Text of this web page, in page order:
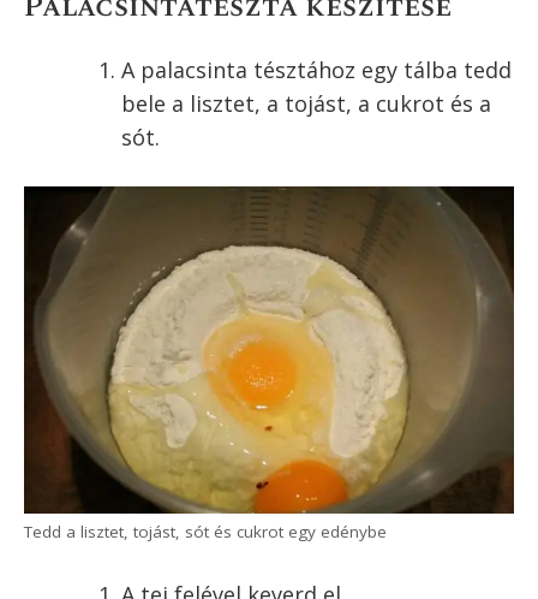
vicces palacsinta recept idézet 1881-ből! De
palacsintát otthon akár már ma!
Egyszóval:Így készíts te is palacsintát!
Palacsinta recept,
palacsintatészta
alaprecept
A palacsinta készítésének van két fontos
fázisa: a palacsinta készítése és a palacsinta
sütése. Mindkettő egyszerű, ha az embernek
megvan a gyakorlata, de mindkettőnek
megvan a maguk néhány fontos lépése, amit